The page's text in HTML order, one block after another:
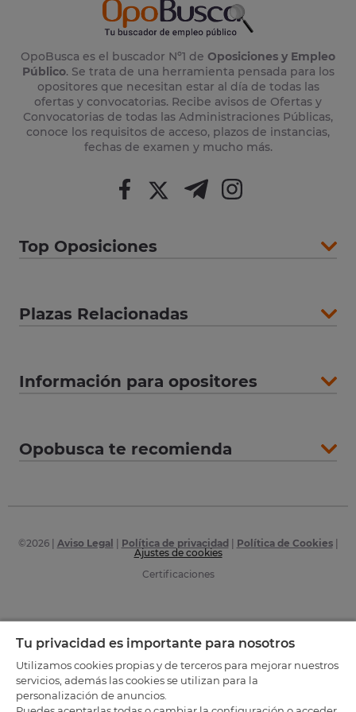
OpoBusca es el buscador Nº1 de Oposiciones y Empleo
Público. Se trata de una herramienta pensada para los
opositores que necesitan estar al día de todas las
ofertas y convocatorias. Recibe avisos de Ofertas y
Convocatorias de todas las Administraciones Públicas,
conoce los requisitos de acceso, plazos de instancias,
fechas de examen y mucho más.
Top Oposiciones
Plazas Relacionadas
Información para opositores
Opobusca te recomienda
©2026| Aviso Legal Política de privacidad Política de Cookies|
Ajustes de cookies
Certificaciones
Tu privacidad es importante para nosotros
Utilizamos cookies propias y de terceros para mejorar nuestros
servicios, además las cookies se utilizan para la
personalización de anuncios.